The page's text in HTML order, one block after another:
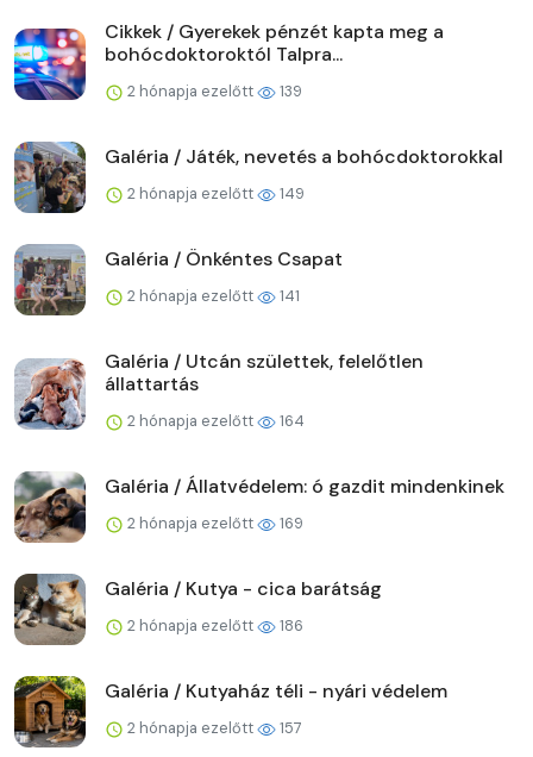
Cikkek / Gyerekek pénzét kapta meg a
bohócdoktoroktól Talpra...
2 hónapja ezelőtt 139
Galéria / Játék, nevetés a bohócdoktorokkal
2 hónapja ezelőtt 149
Galéria / Önkéntes Csapat
2 hónapja ezelőtt 141
Galéria / Utcán születtek, felelőtlen
állattartás
2 hónapja ezelőtt 164
Galéria / Állatvédelem: ó gazdit mindenkinek
2 hónapja ezelőtt 169
Galéria / Kutya - cica barátság
2 hónapja ezelőtt 186
Galéria / Kutyaház téli - nyári védelem
2 hónapja ezelőtt 157